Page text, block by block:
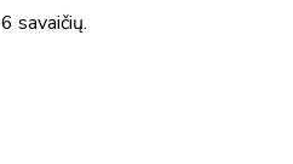
savaičių.